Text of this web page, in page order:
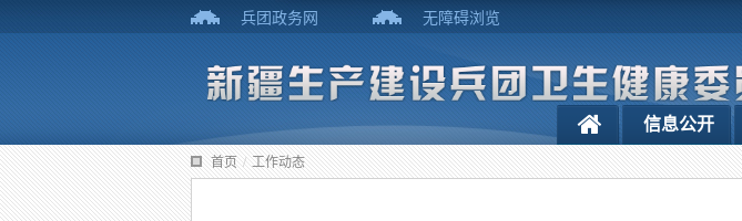
兵团政务网 无障碍浏览
信息公开
首页 / 工作动态